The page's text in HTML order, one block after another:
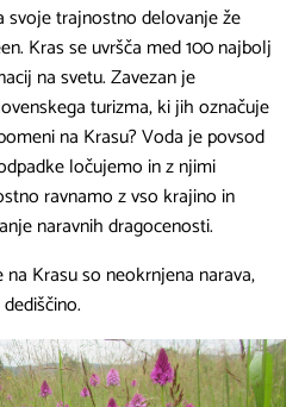
svoje trajnostno delovanje že
Kras se uvršča med 100 najbolj
na svetu. Zavezan je
turizma, ki jih označuje
na Krasu? Voda je povsod
ločujemo in z njimi
ravnamo z vso krajino in
naravnih dragocenosti.
Krasu so neokrnjena narava,